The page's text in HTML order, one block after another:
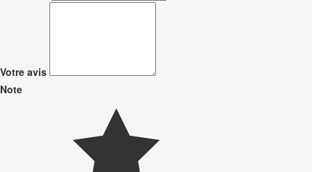
Votre avis
Note